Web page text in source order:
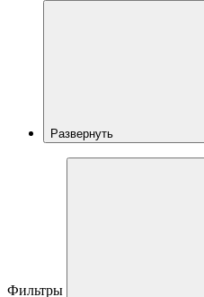
Развернуть
Фильтры